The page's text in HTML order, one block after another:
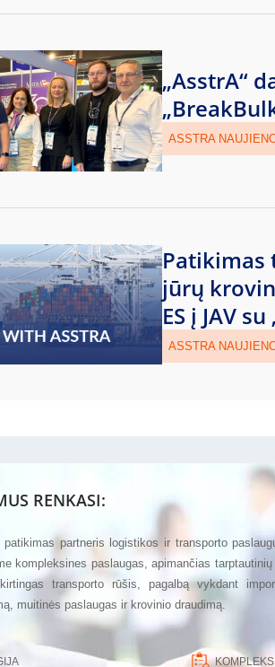
„AsstrA“
ASSTRA
Patikimas
jūrų
ES į JAV
ASSTRA
RENKASI:
partneris logistikos ir transporto
kompleksines paslaugas, apimančias
transporto rūšis, pagalbą vykdant
muitinės paslaugas ir krovinio draudimą.